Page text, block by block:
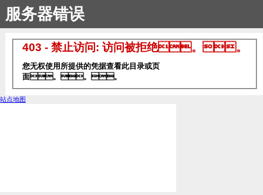
服务器错误
403 - 禁止访问: 访问被拒绝。。
您无权使用所提供的凭据查看此目录或页
面。。。
站点地图